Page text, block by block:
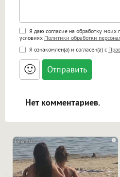
Поддержка HTML
<b>, <strong>, <u>, <i>,
<small>, <sup>, <sub>,
<blockquote>, <code>
адреса URL
ссылками, и [img]адрес[/
Я даю согласие на обработку моих
условиях Политики обработки
Я ознакомлен(а) и согласен(а) с
🙂
Нет комментариев.
i